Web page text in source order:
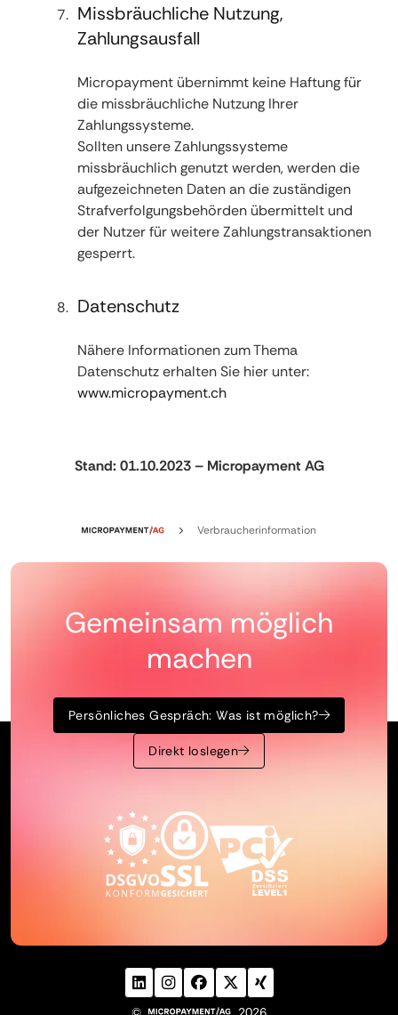
Missbräuchliche Nutzung,
Zahlungsausfall
Micropayment übernimmt keine Haftung für
die missbräuchliche Nutzung Ihrer
Zahlungssysteme.
Sollten unsere Zahlungssysteme
missbräuchlich genutzt werden, werden die
aufgezeichneten Daten an die zuständigen
Strafverfolgungsbehörden übermittelt und
der Nutzer für weitere Zahlungstransaktionen
gesperrt.
Datenschutz
Nähere Informationen zum Thema
Datenschutz erhalten Sie hier unter:
www.micropayment.ch
Stand: 01.10.2023 – Micropayment AG
Verbraucherinformation
Gemeinsam möglich
machen
Persönliches Gespräch: Was ist möglich?
Direkt loslegen